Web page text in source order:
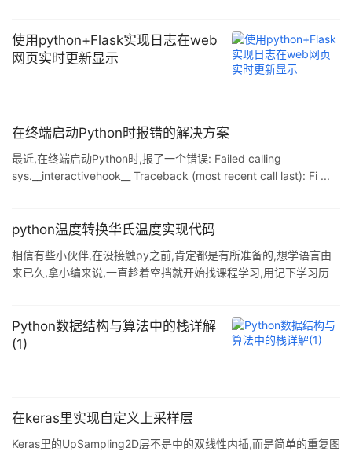
使用python+Flask实现日志在web
网页实时更新显示
在终端启动Python时报错的解决方案
最近,在终端启动Python时,报了一个错误: Failed calling
sys.__interactivehook__ Traceback (most recent call last): Fi ...
python温度转换华氏温度实现代码
相信有些小伙伴,在没接触py之前,肯定都是有所准备的,想学语言由
来已久,拿小编来说,一直趁着空挡就开始找课程学习,用记下学习历
Python数据结构与算法中的栈详解
(1)
在keras里实现自定义上采样层
Keras里的UpSampling2D层不是中的双线性内插,而是简单的重复图